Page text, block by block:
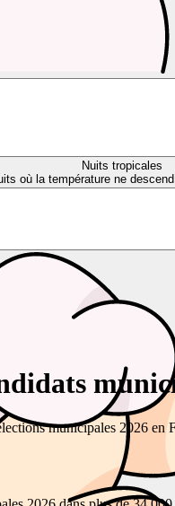
Nuits tropicales
où la température ne
municipales 2026